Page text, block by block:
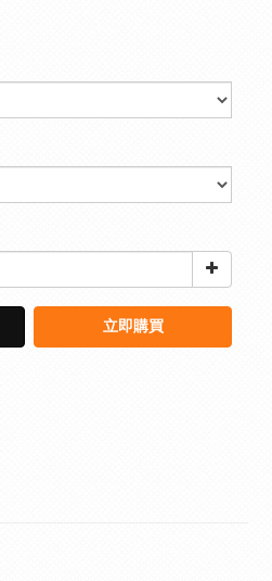
立即購買